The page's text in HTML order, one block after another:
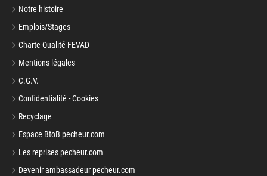
Notre histoire
Emplois/Stages
Charte Qualité FEVAD
Mentions légales
C.G.V.
Confidentialité - Cookies
Recyclage
Espace BtoB pecheur.com
Les reprises pecheur.com
Devenir ambassadeur pecheur.com